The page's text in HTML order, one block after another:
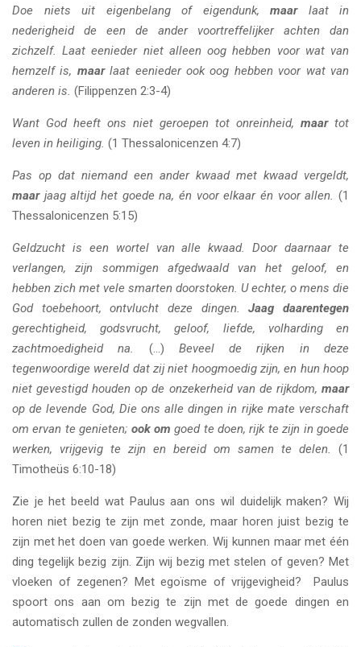
Doe niets uit eigenbelang of eigendunk, maarlaat in
nederigheid de een de ander voortreffelijker achten dan
zichzelf. Laat eenieder niet alleen oog hebben voor wat van
hemzelf is, maarlaat eenieder ook oog hebben voor wat van
anderen is. (Filippenzen 2:3-4)
Want God heeft ons niet geroepen tot onreinheid, maartot
leven in heiliging. (1 Thessalonicenzen 4:7)
Pas op dat niemand een ander kwaad met kwaad vergeldt,
maarjaag altijd het goede na, én voor elkaar én voor allen. (1
Thessalonicenzen 5:15)
Geldzucht is een wortel van alle kwaad. Door daarnaar te
verlangen, zijn sommigen afgedwaald van het geloof, en
hebben zich met vele smarten doorstoken. U echter, o mens die
God toebehoort, ontvlucht deze dingen.Jaag daarentegen
gerechtigheid, godsvrucht, geloof, liefde, volharding en
zachtmoedigheid na.
(…) Beveel de rijken in deze
tegenwoordige wereld dat zij niet hoogmoedig zijn, en hun hoop
niet gevestigd houden op de onzekerheid van de rijkdom, maar
op de levende God, Die ons alle dingen in rijke mate verschaft
om ervan te genieten; ook om goed te doen, rijk te zijn in goede
werken, vrijgevig te zijn en bereid om samen te delen.
(1
Timotheüs 6:10-18)
Zie je het beeld wat Paulus aan ons wil duidelijk maken? Wij
horen niet bezig te zijn met zonde, maar horen juist bezig te
zijn met het doen van goede werken. Wij kunnen maar met één
ding tegelijk bezig zijn. Zijn wij bezig met stelen of geven? Met
vloeken of zegenen? Met egoïsme of vrijgevigheid? Paulus
spoort ons aan om bezig te zijn met de goede dingen en
automatisch zullen de zonden wegvallen.